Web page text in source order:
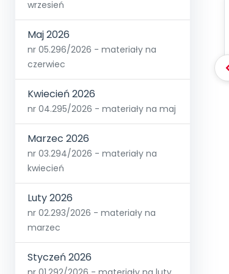
wrzesień
Maj 2026
nr 05.296/2026 - materiały na
czerwiec
Kwiecień 2026
nr 04.295/2026 - materiały na maj
Marzec 2026
nr 03.294/2026 - materiały na
kwiecień
Luty 2026
nr 02.293/2026 - materiały na
marzec
Styczeń 2026